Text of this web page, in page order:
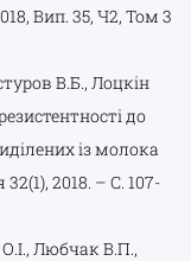
Вип. 35, Ч2, Том 3
В.Б., Лоцкін
до
із молока
2018. – С. 107-
Любчак В.П.,